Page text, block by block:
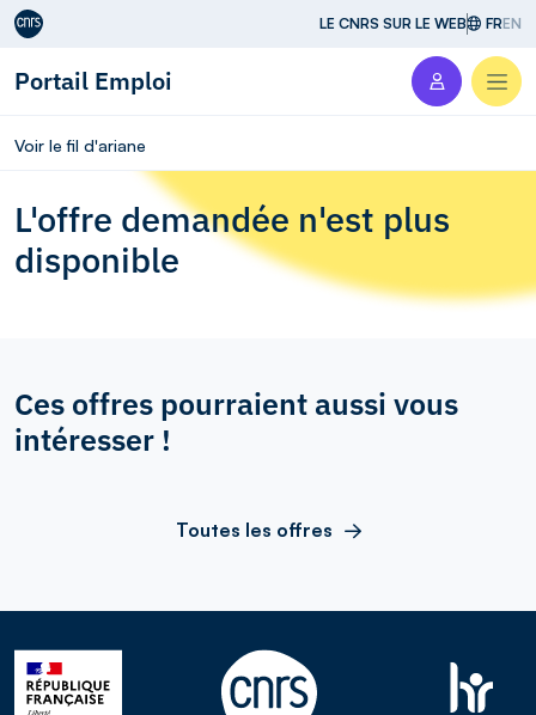
Aller au contenu LE CNRS SUR LE WEB FREN
Portail Emploi
Voir le fil d'ariane
L'offre demandée n'est plus
disponible
Ces offres pourraient aussi vous
intéresser !
Toutes les offres